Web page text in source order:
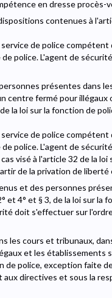
en dresse procès-
contenues à
de police
police. L'agent de
présentes dans
centre fermé pour
la loi sur la fonction de
de police
police. L'agent de
visé à l'article 32 de la
de la privation de
et des personnes
et 4° et § 3, de la loi sur
doit s'effectuer sur
les cours et tribunaux,
et les établissements
police, exception faite
directives et sous la